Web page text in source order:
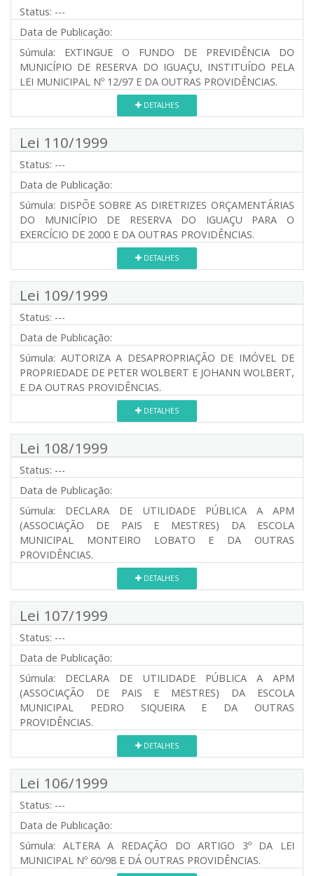
Status: ---
Data de Publicação:
Súmula: EXTINGUE O FUNDO DE PREVIDÊNCIA DO
MUNICÍPIO DE RESERVA DO IGUAÇU, INSTITUÍDO PELA
LEI MUNICIPAL Nº 12/97 E DA OUTRAS PROVIDÊNCIAS.
DETALHES
Lei 110/1999
Status: ---
Data de Publicação:
Súmula: DISPÕE SOBRE AS DIRETRIZES ORÇAMENTÁRIAS
DO MUNICÍPIO DE RESERVA DO IGUAÇU PARA O
EXERCÍCIO DE 2000 E DA OUTRAS PROVIDÊNCIAS.
DETALHES
Lei 109/1999
Status: ---
Data de Publicação:
Súmula: AUTORIZA A DESAPROPRIAÇÃO DE IMÓVEL DE
PROPRIEDADE DE PETER WOLBERT E JOHANN WOLBERT,
E DA OUTRAS PROVIDÊNCIAS.
DETALHES
Lei 108/1999
Status: ---
Data de Publicação:
Súmula: DECLARA DE UTILIDADE PÚBLICA A APM
(ASSOCIAÇÃO DE PAIS E MESTRES) DA ESCOLA
MUNICIPAL MONTEIRO LOBATO E DA OUTRAS
PROVIDÊNCIAS.
DETALHES
Lei 107/1999
Status: ---
Data de Publicação:
Súmula: DECLARA DE UTILIDADE PÚBLICA A APM
(ASSOCIAÇÃO DE PAIS E MESTRES) DA ESCOLA
MUNICIPAL PEDRO SIQUEIRA E DA OUTRAS
PROVIDÊNCIAS.
DETALHES
Lei 106/1999
Status: ---
Data de Publicação:
Súmula: ALTERA A REDAÇÃO DO ARTIGO 3º DA LEI
MUNICIPAL Nº 60/98 E DÁ OUTRAS PROVIDÊNCIAS.